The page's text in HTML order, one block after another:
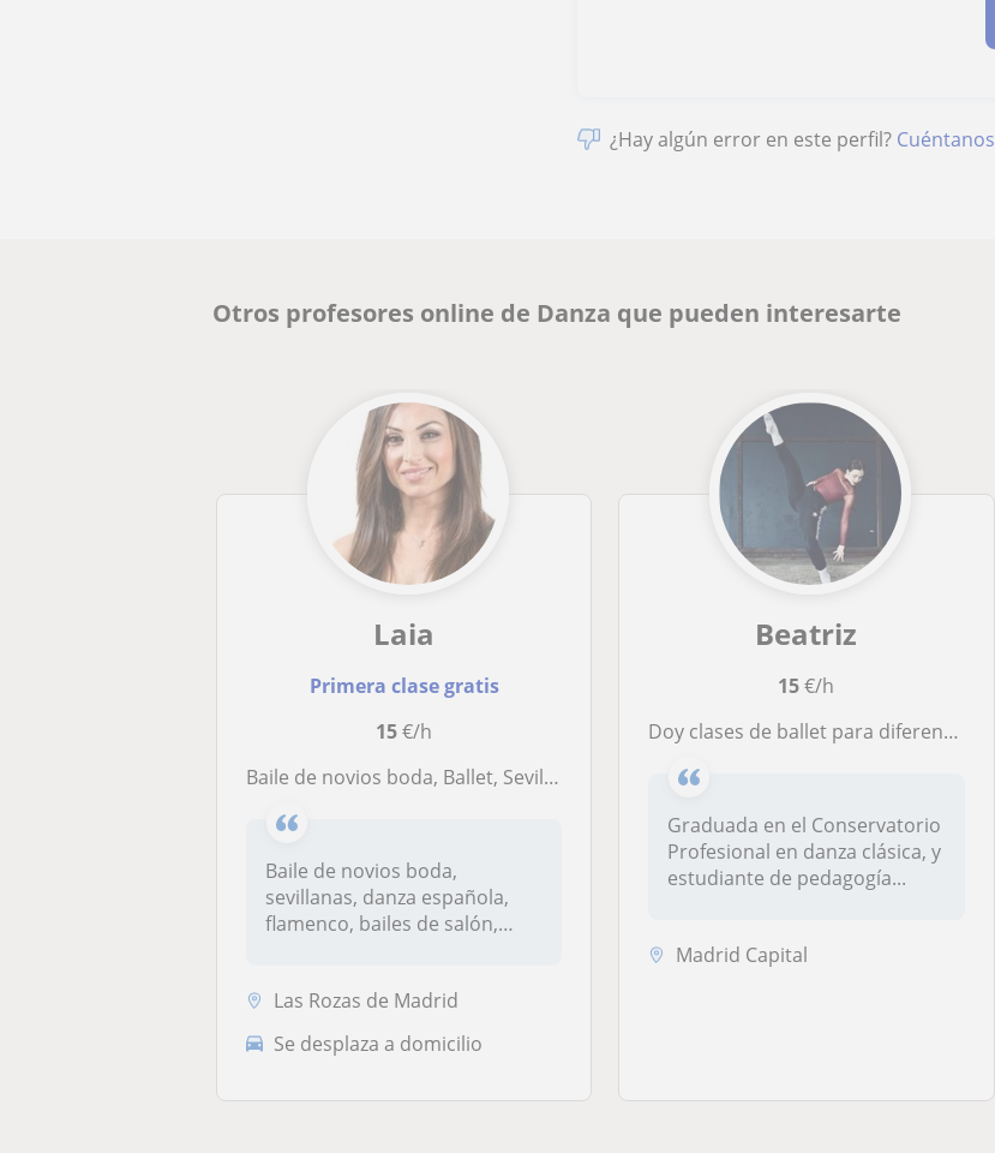
¿Hay algún error en este perfil? Cuéntanos
Otros profesores online de Danza que pueden interesarte
Laia
Primera clase gratis
15€/h
Baile de novios boda, Ballet, Sevillanas, Danza Española, Flamenco, Castañuelas, Bailes de salón, Linea Dance
Baile de novios boda,
sevillanas, danza española,
flamenco, bailes de salón,
Las Rozas de Madrid
Se desplaza a domicilio
Beatriz
15€/h
Doy clases de ballet para diferentes niveles, danza contemporánea, yoga y preparación física
Graduada en el Conservatorio
Profesional en danza clásica, y
estudiante de pedagogía...
Madrid Capital